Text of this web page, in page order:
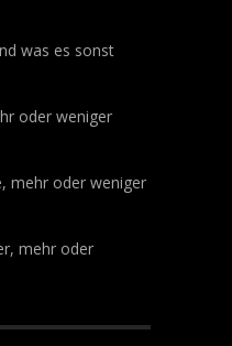
was es sonst
oder weniger
mehr oder weniger
mehr oder